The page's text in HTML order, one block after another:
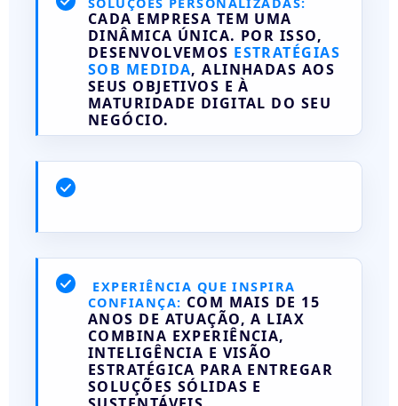
CADA EMPRESA TEM UMA
DINÂMICA ÚNICA. POR ISSO,
DESENVOLVEMOS ESTRATÉGIAS
SOB MEDIDA, ALINHADAS AOS
SEUS OBJETIVOS E À
MATURIDADE DIGITAL DO SEU
NEGÓCIO.
EXPERIÊNCIA QUE INSPIRA
CONFIANÇA: COM MAIS DE 15
ANOS DE ATUAÇÃO, A LIAX
COMBINA EXPERIÊNCIA,
INTELIGÊNCIA E VISÃO
ESTRATÉGICA PARA ENTREGAR
SOLUÇÕES SÓLIDAS E